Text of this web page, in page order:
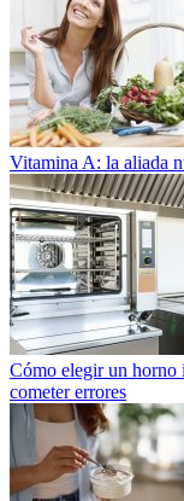
Vitamina A: la aliada
Cómo elegir un horno
cometer errores